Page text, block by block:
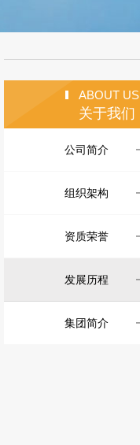
ABOUT US
关于我们
公司简介
组织架构
资质荣誉
发展历程
集团简介